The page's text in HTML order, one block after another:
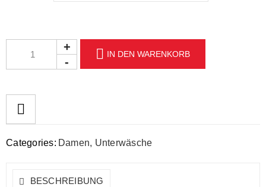
IN DEN WARENKORB
Categories: Damen, Unterwäsche
BESCHREIBUNG